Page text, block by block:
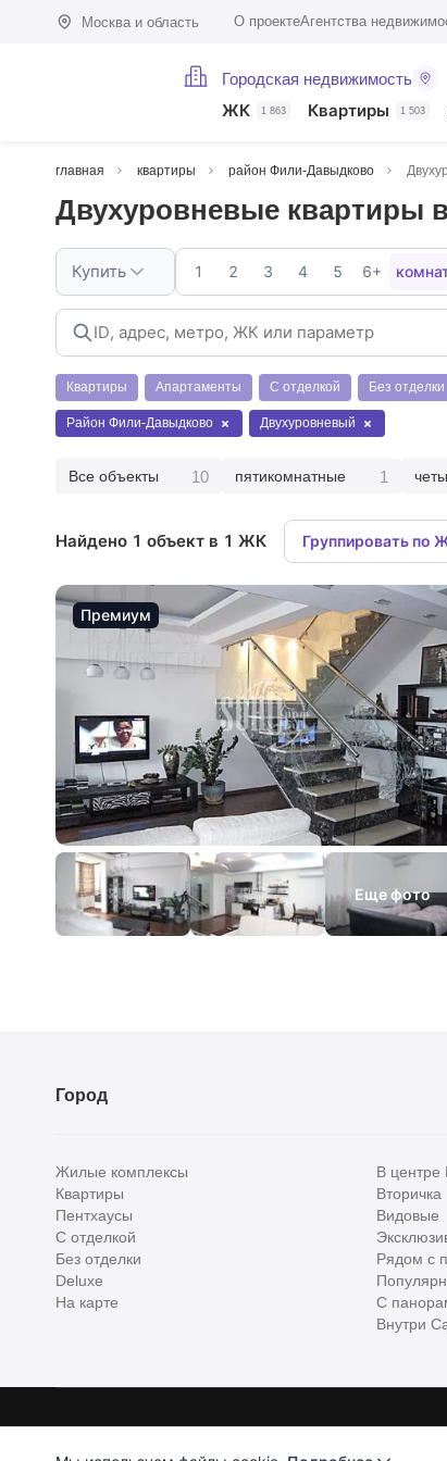
Москва и область О проектеАгентства
Городская недвижимость
ЖК 1 863 Квартиры 1 503
главная квартиры район Фили-Давыдково
Двухуровневые квартиры
Купить 1 2 3 4 5 6+
Квартиры Апартаменты С отделкой Без отделки
Район Фили-Давыдково Двухуровневый
Все объекты 10 пятикомнатные 1
Найдено 1 объект в 1 ЖК Группировать по
Премиум
Еще фото
Город
Жилые комплексы
Квартиры
Пентхаусы
С отделкой
Без отделки
Deluxe
На карте
В центре
Вторичка
Видовые
Рядом с
С
Внутри
Хантер. Оплачивая услуги, вы принимаете
Лицензионное